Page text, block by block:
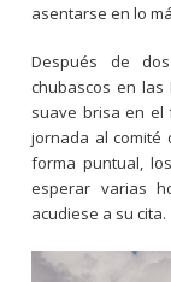
asentarse en lo
Después de
chubascos en las
suave brisa en el
jornada al comité
forma puntual,
esperar varias
acudiese a su cita.